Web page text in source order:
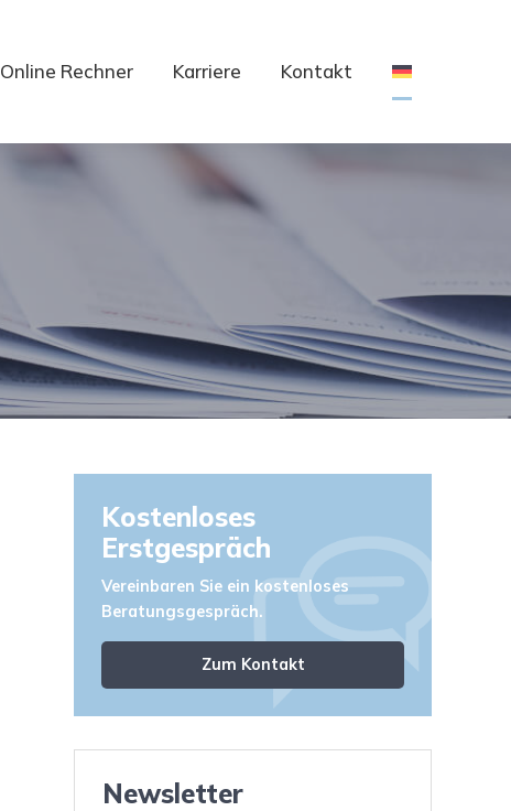
Online Rechner Karriere Kontakt
Kostenloses
Erstgespräch
Vereinbaren Sie ein kostenloses
Beratungsgespräch.
Zum Kontakt
Newsletter